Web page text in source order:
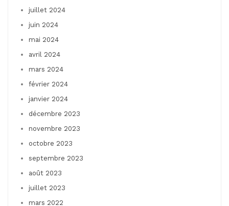
juillet 2024
juin 2024
mai 2024
avril 2024
mars 2024
février 2024
janvier 2024
décembre 2023
novembre 2023
octobre 2023
septembre 2023
août 2023
juillet 2023
mars 2022